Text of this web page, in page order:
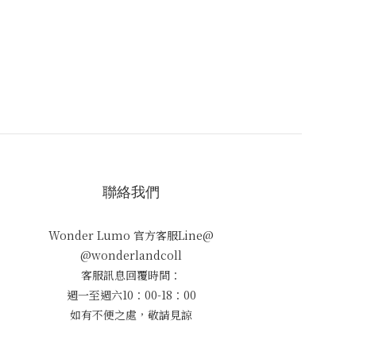
聯絡我們
Wonder Lumo 官方客服Line@
@wonderlandcoll
客服訊息回覆時間：
週一至週六10：00-18：00
如有不便之處，敬請見諒